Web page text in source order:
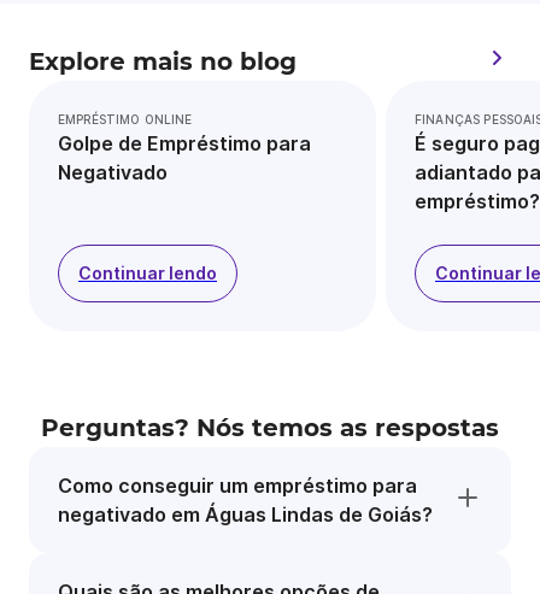
Explore mais no blog
EMPRÉSTIMO ONLINE
Golpe de Empréstimo para
Negativado
Continuar lendo
FINANÇAS
É seguro
adiantado
empréstimo?
Continuar
Perguntas? Nós temos as respostas
Como conseguir um empréstimo para
negativado em Águas Lindas de Goiás?